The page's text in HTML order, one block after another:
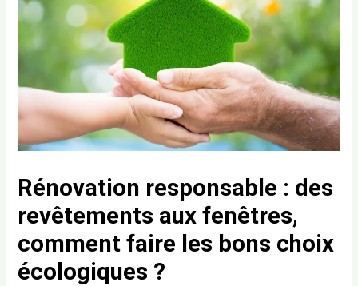
Rénovation responsable : des
revêtements aux fenêtres,
comment faire les bons choix
écologiques ?